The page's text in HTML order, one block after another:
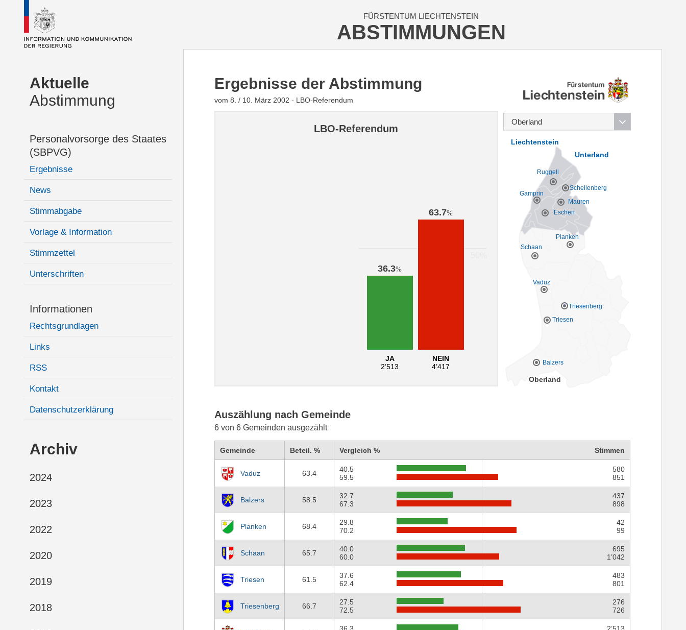
FÜRSTENTUM LIECHTENSTEIN
ABSTIMMUNGEN
Aktuelle
Abstimmung
Personalvorsorge des Staates
(SBPVG)
Ergebnisse
News
Stimmabgabe
Vorlage & Information
Stimmzettel
Unterschriften
Informationen
Rechtsgrundlagen
Links
RSS
Kontakt
Datenschutzerklärung
Archiv
2024
2023
2022
2020
2019
2018
Vaduz
Balzers
Planken
Schaan
Triesen
Triesenberg
Eschen
Gamprin
Mauren
Ruggell
Schellenberg
Oberland
Unterland
Liechtenstein
Ergebnisse der Abstimmung
vom 8. / 10. März 2002 - LBO-Referendum
LBO-Referendum
36.3%
JA
2’513
63.7%
NEIN
4’417
Auszählung nach Gemeinde
6 von 6 Gemeinden ausgezählt
Gemeinde Beteil. % Vergleich % Stimmen
Vaduz 63.4
40.5
59.5
580
851
Balzers 58.5
32.7
67.3
437
898
Planken 68.4
29.8
70.2
42
99
Schaan 65.7
40.0
60.0
695
1’042
Triesen 61.5
37.6
62.4
483
801
Triesenberg 66.7
27.5
72.5
276
726